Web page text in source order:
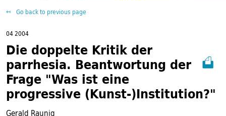
Go back to previous page
04 2004
Die doppelte Kritik der
parrhesia. Beantwortung der
Frage "Was ist eine
progressive (Kunst-)Institution?"
Gerald Raunig